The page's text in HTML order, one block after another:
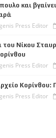
και
Press Editor
του Νίκου
Press Editor
Press Editor